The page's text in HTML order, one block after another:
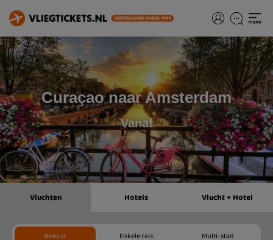
Curaçao naar Amsterdam
Vanaf